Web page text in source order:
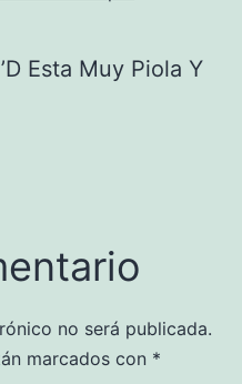
Esta Muy Piola Y
no será publicada.
marcados con *